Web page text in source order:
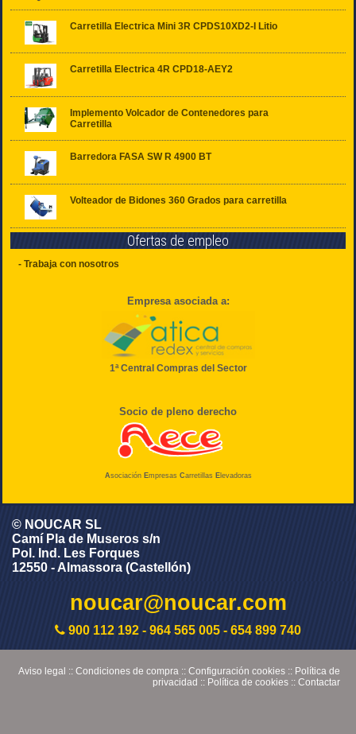
Carretilla Electrica Mini 3R CPDS10XD2-I Litio
Carretilla Electrica 4R CPD18-AEY2
Implemento Volcador de Contenedores para
Carretilla
Barredora FASA SW R 4900 BT
Volteador de Bidones 360 Grados para carretilla
Ofertas de empleo
- Trabaja con nosotros
Empresa asociada a:
1ª Central Compras del Sector
Socio de pleno derecho
Asociación Empresas Carretillas Elevadoras
© NOUCAR SL
Camí Pla de Museros s/n
Pol. Ind. Les Forques
12550 - Almassora (Castellón)
noucar@noucar.com
900 112 192 - 964 565 005 - 654 899 740
Aviso legal :: Condiciones de compra :: Configuración cookies :: Política de
privacidad :: Política de cookies :: Contactar